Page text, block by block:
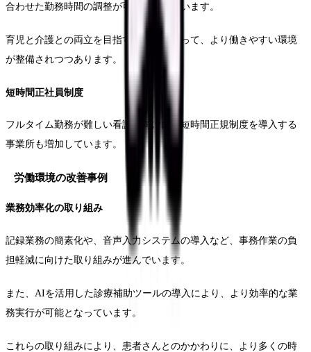
合わせた勤務時間の調整が可能となっています。
育児と介護との両立を目指す看護師にとって、より働きやすい環境
が整備されつつあります。
短時間正社員制度
フルタイム勤務が難しい看護師向けに、短時間正規制度を導入する
事業所も増加しています。
労働環境の改善事例
業務効率化の取り組み
記録業務の簡素化や、音声入力システムの導入など、事務作業の負
担軽減に向けた取り組みが進んでいます。
また、AIを活用した診療補助ツールの導入により、より効率的な業
務実行が可能となっています。
これらの取り組みにより、患者さんとのかかわりに、より多くの時